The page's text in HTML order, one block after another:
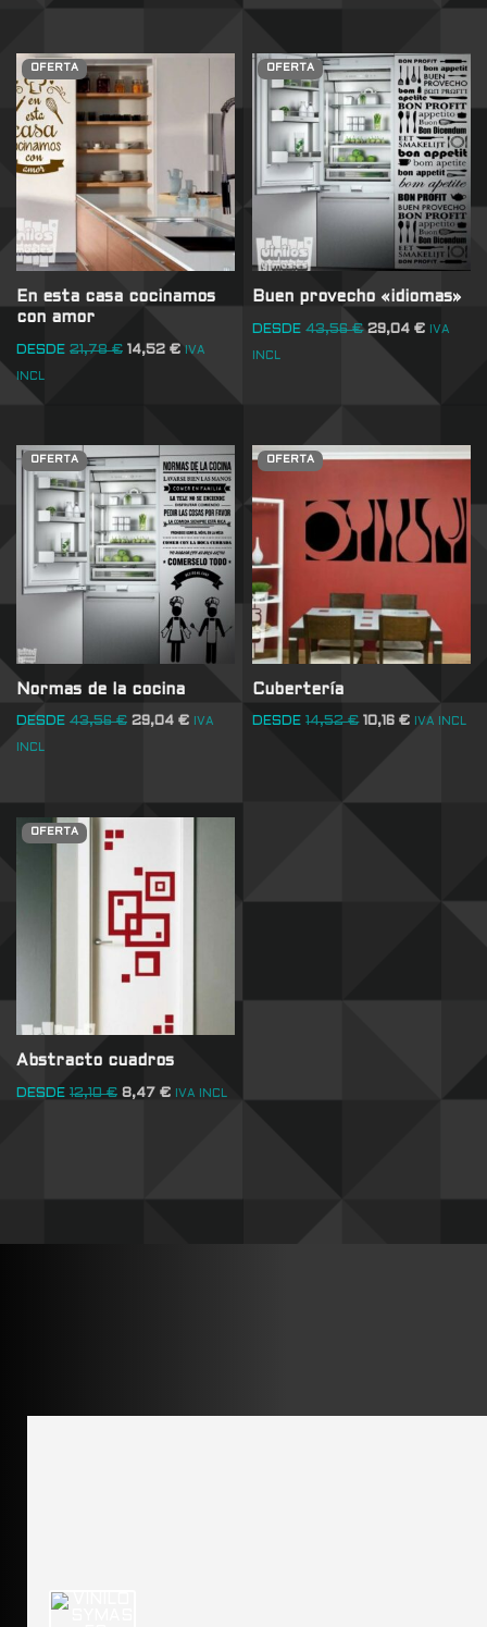
OFERTA
En esta casa cocinamos
con amor
DESDE 21,78€ 14,52 € IVA
INCL
OFERTA
Buen provecho «idiomas»
DESDE 43,56€ 29,04€ IVA
INCL
OFERTA
Normas de la cocina
DESDE 43,56€ 29,04 € IVA
INCL
OFERTA
Cubertería
DESDE 14,52€ 10,16€ IVA INCL
OFERTA
Abstracto cuadros
DESDE 12,10€ 8,47 € IVA INCL